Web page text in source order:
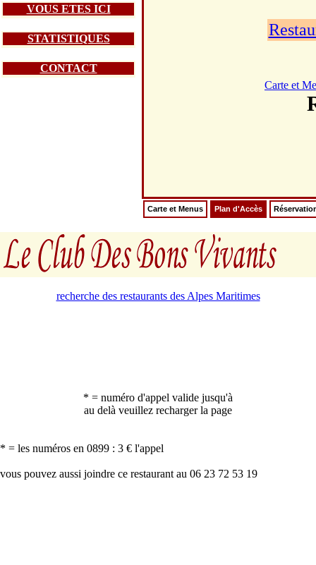
VOUS ETES ICI
STATISTIQUES
CONTACT
Carte et
Carte et Menus Plan d'Accès
recherche des restaurants des Alpes Maritimes
* = numéro d'appel valide jusqu'à
au delà veuillez recharger la page
* = les numéros en 0899 : 3 € l'appel
vous pouvez aussi joindre ce restaurant au 06 23 72 53 19